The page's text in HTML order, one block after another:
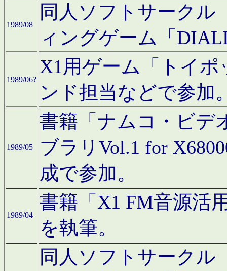
1989/08
同人ソフトサークル
ィングゲーム「
1989/06?
X1用ゲーム「トイ
ンド担当などで参加
1989/05
書籍「ナムコ・ビデ
ブラリVol.1 for
成で参加。
1989/04
書籍「X1 FM音源活
を執筆。
同人ソフトサークル